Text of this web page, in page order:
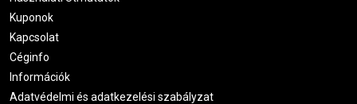
Kuponok
Kapcsolat
Céginfo
Információk
Adatvédelmi és adatkezelési szabályzat